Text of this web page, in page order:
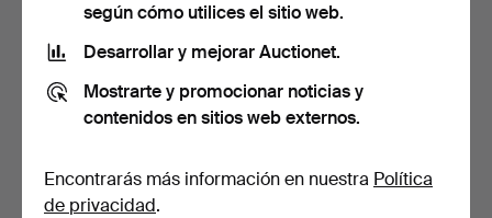
BOTONES DE CAMISA, 6
piezas, dorados, náca…
Subastado 25 abr 2026
18 pujas
296 USD
GEMELOS, 1 par, oro
rojo/blanco de 18 k pu…
6 pujas
1.003 USD
según cómo utilices el sitio web.
Desarrollar y mejorar Auctionet.
Mostrarte y promocionar noticias y
contenidos en sitios web externos.
Encontrarás más información en nuestra Política
de privacidad.